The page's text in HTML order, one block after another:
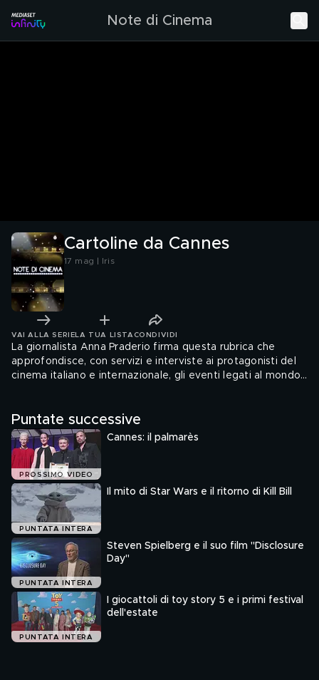
Note di Cinema
Cartoline da Cannes
17 mag | Iris
VAI ALLA SERIE LA TUA LISTA CONDIVIDI
La giornalista Anna Praderio firma questa rubrica che
approfondisce, con servizi e interviste ai protagonisti del
cinema italiano e internazionale, gli eventi legati al mondo
Puntate successive
PROSSIMO VIDEO
Cannes: il palmarès
PUNTATA INTERA
Il mito di Star Wars e il ritorno di Kill Bill
PUNTATA INTERA
Steven Spielberg e il suo film "Disclosure
Day"
PUNTATA INTERA
I giocattoli di toy story 5 e i primi festival
dell'estate